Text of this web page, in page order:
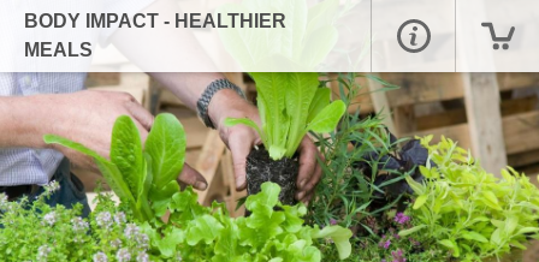
BODY IMPACT - HEALTHIER
MEALS